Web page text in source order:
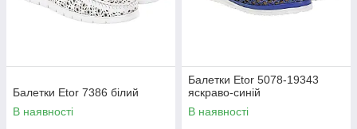
Балетки Etor 7386 білий
В наявності
Балетки Etor 5078-19343
яскраво-синій
В наявності